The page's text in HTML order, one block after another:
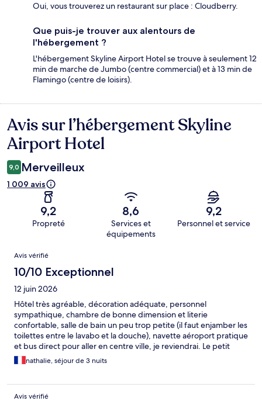
Oui, vous trouverez un restaurant sur place : Cloudberry.
Que puis-je trouver aux alentours de
l'hébergement ?
L'hébergement Skyline Airport Hotel se trouve à seulement 12
min de marche de Jumbo (centre commercial) et à 13 min de
Flamingo (centre de loisirs).
Avis
Avis sur l’hébergement Skyline
Airport Hotel
9,0 Merveilleux
1 009 avis
9,2
Propreté
8,6
Services et
équipements
9,2
Personnel et service
Avis
Avis vérifié
10/10 Exceptionnel
12 juin 2026
Hôtel très agréable, décoration adéquate, personnel
sympathique, chambre de bonne dimension et literie
confortable, salle de bain un peu trop petite (il faut enjamber les
toilettes entre le lavabo et la douche), navette aéroport pratique
et bus direct pour aller en centre ville, je reviendrai. Le petit
déjeuner mériterait d'être un peu plus varié.
nathalie, séjour de 3 nuits
Avis vérifié